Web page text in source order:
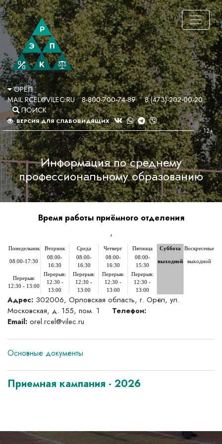
ОРЁЛ
MAIL.RCEL@VILEC.RU
8-800-700-74-89
8 (473)-202-00-20
ПОИСК
ВЕРСИЯ ДЛЯ СЛАБОВИДЯЩИХ
Информация по среднему
профессиональному образованию
Время работы приёмного отделения
'
Понедельник Вторник Среда Четверг Пятница Суббота Воскресенье
08:00-17:30
08:00-
16:30
08:00-
16:30
08:00-
16:30
08:00-
15:30
выходной выходной
Перерыв:
12:30 - 13:00
Перерыв:
12:30 -
13:00
Перерыв:
12:30 -
13:00
Перерыв:
12:30 -
13:00
Перерыв:
12:30 -
13:00
Адрес: 302006, Орловская область, г. Орёл, ул.
Московская, д. 155, пом. 1 Телефон:
Email: orel.rcel@vilec.ru
Основные документы
Приемная кампания - 2026